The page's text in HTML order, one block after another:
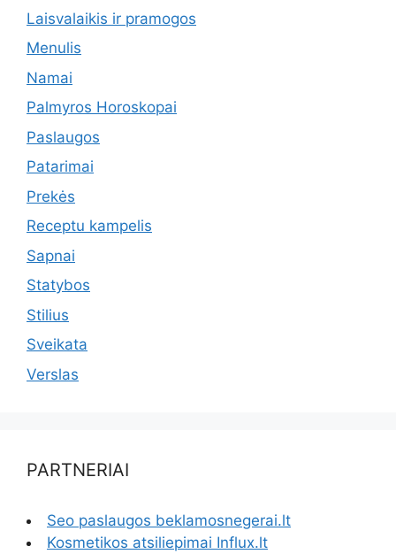
Laisvalaikis ir pramogos
Menulis
Namai
Palmyros Horoskopai
Paslaugos
Patarimai
Prekės
Receptu kampelis
Sapnai
Statybos
Stilius
Sveikata
Verslas
PARTNERIAI
Seo paslaugos beklamosnegerai.lt
Kosmetikos atsiliepimai Influx.lt